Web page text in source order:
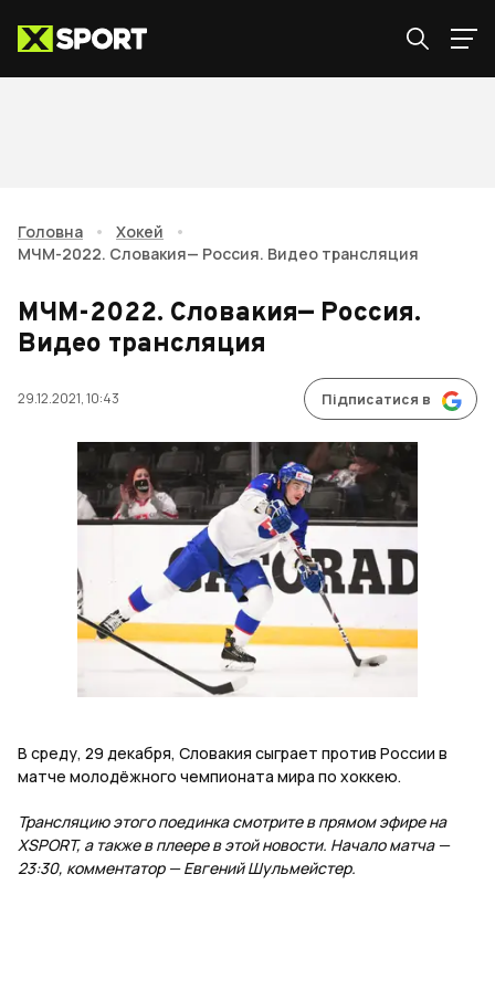
Головна • Хокей
•
МЧМ-2022. Словакия— Россия. Видео трансляция
МЧМ-2022. Словакия— Россия.
Видео трансляция
29.12.2021, 10:43 Підписатися в
В среду, 29 декабря, Словакия сыграет против России в
матче молодёжного чемпионата мира по хоккею.
Трансляцию этого поединка смотрите в прямом эфире на
XSPORT, а также в плеере в этой новости. Начало матча —
23:30, комментатор — Евгений Шульмейстер.